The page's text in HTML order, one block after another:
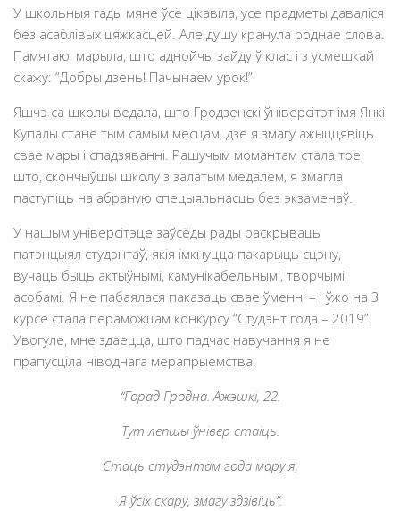
У школьныя гады мяне ўсё цікавіла, усе прадметы даваліся
без асаблівых цяжкасцей. Але душу кранула роднае слова.
Памятаю, марыла, што аднойчы зайду ў клас і з усмешкай
скажу: “Добры дзень! Пачынаем урок!”
Яшчэ са школы ведала, што Гродзенскі ўніверсітэт імя Янкі
Купалы стане тым самым месцам, дзе я змагу ажыццявіць
свае мары і спадзяванні. Рашучым момантам стала тое,
што, скончыўшы школу з залатым медалём, я змагла
паступіць на абраную спецыяльнасць без экзаменаў.
У нашым універсітэце заўсёды рады раскрываць
патэнцыял студэнтаў, якія імкнуцца пакарыць сцэну,
вучаць быць актыўнымі, камунікабельнымі, творчымі
асобамі. Я не пабаялася паказаць свае ўменні – і ўжо на 3
курсе стала пераможцам конкурсу “Студэнт года – 2019”.
Увогуле, мне здаецца, што падчас навучання я не
прапусціла ніводнага мерапрыемства.
“Горад Гродна. Ажэшкі, 22.
Тут лепшы ўнівер стаіць.
Стаць студэнтам года мару я,
Я ўсіх скару, змагу здзівіць”.